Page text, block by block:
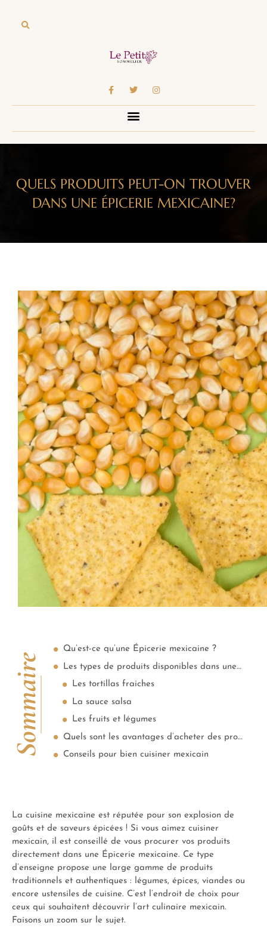
QUELS PRODUITS PEUT-ON TROUVER
DANS UNE ÉPICERIE MEXICAINE?
Sommaire
Qu’est-ce qu’une Épicerie mexicaine ?
Les types de produits disponibles dans une épicerie mexicaine
Les tortillas fraiches
La sauce salsa
Les fruits et légumes
Quels sont les avantages d’acheter des produits dans une épicerie mexicaine ?
Conseils pour bien cuisiner mexicain
La cuisine mexicaine est réputée pour son explosion de
goûts et de saveurs épicées ! Si vous aimez cuisiner
mexicain, il est conseillé de vous procurer vos produits
directement dans une Épicerie mexicaine. Ce type
d’enseigne propose une large gamme de produits
traditionnels et authentiques : légumes, épices, viandes ou
encore ustensiles de cuisine. C’est l’endroit de choix pour
ceux qui souhaitent découvrir l’art culinaire mexicain.
Faisons un zoom sur le sujet.